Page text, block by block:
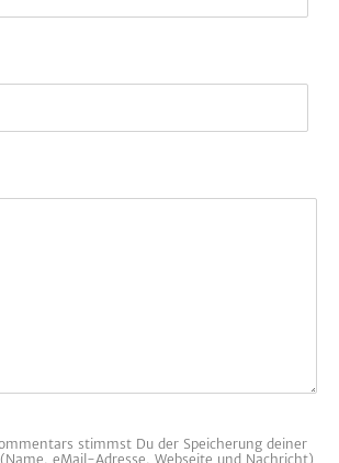
stimmst Du der Speicherung deiner
eMail-Adresse, Webseite und Nachricht)